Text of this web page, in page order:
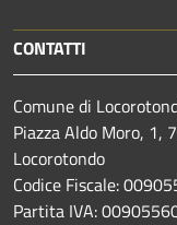
CONTATTI
Comune di
Piazza Aldo Moro, 1,
Locorotondo
Codice Fiscale:
Partita IVA: